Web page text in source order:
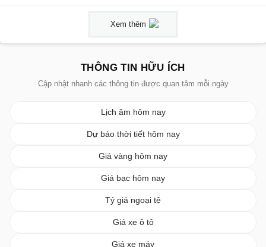
Xem thêm
THÔNG TIN HỮU ÍCH
Cập nhật nhanh các thông tin được quan tâm mỗi ngày
Lịch âm hôm nay
Dự báo thời tiết hôm nay
Giá vàng hôm nay
Giá bạc hôm nay
Tỷ giá ngoại tệ
Giá xe ô tô
Giá xe máy